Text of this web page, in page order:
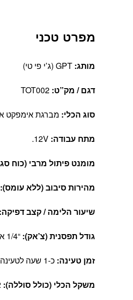
מפרט טכני
מותג:
דגם / מק”ט:
סוג הכלי: מברגת אימפקט
מתח עבודה:
מומנט פיתול מרבי (כוח
מהירות סיבוב (ללא עומס):
שיעור הלימה / קצב דפיקה:
גודל תפסנית (צ’אק): “1/4 אינץ’ משושה (חיבור מהיר).
זמן טעינה: כ-1 שעה לטעינה מלאה.
משקל הכלי (כולל סוללה):